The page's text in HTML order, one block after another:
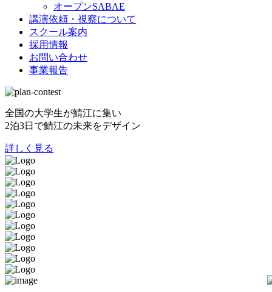
オープンSABAE
講演依頼・視察について
スクール案内
採用情報
お問い合わせ
事業報告
全国の大学生が鯖江に集い
2泊3日で鯖江の未来をデザイン
詳しく見る